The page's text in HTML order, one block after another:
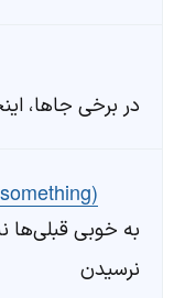
در برخی جاها،
به خوبی قبلی‌ها
نرسیدن